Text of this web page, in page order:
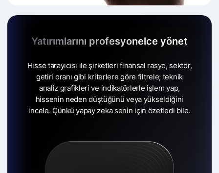
Yatırımlarını profesyonelce yönet
Hisse tarayıcısı ile şirketleri finansal rasyo, sektör,
getiri oranı gibi kriterlere göre filtrele; teknik
analiz grafikleri ve indikatörlerle işlem yap,
hissenin neden düştüğünü veya yükseldiğini
incele. Çünkü yapay zeka senin için özetledi bile.